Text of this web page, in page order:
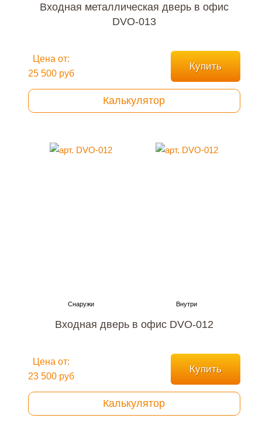
Входная металлическая дверь в офис
DVO-013
Цена от:
25 500 руб
Купить
Калькулятор
Входная дверь в офис DVO-012
Цена от:
23 500 руб
Купить
Калькулятор